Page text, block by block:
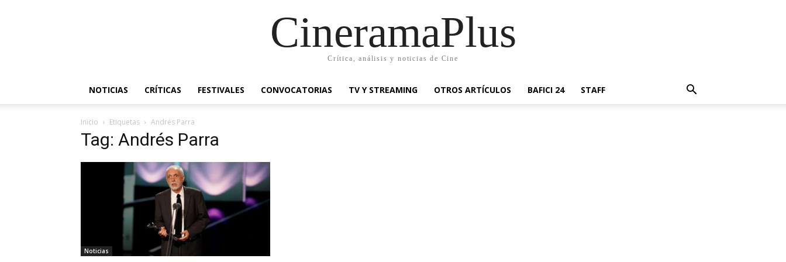
CineramaPlus
Crítica, análisis y noticias de Cine
NOTICIAS CRÍTICAS FESTIVALES CONVOCATORIAS TV Y STREAMING OTROS ARTÍCULOS BAFICI 24 STAFF
Inicio Etiquetas Andrés Parra
Tag: Andrés Parra
Noticias